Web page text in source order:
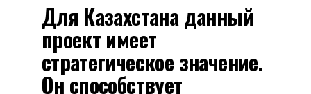
Для Казахстана данный
проект имеет
стратегическое значение.
Он способствует